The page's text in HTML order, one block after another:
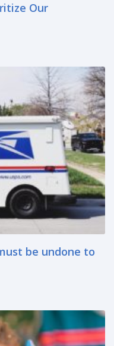
Our
be undone to